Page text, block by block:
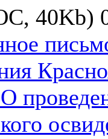
40Kb)